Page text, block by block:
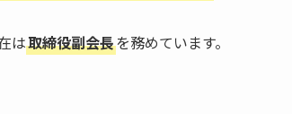
は取締役副会長を務めています。